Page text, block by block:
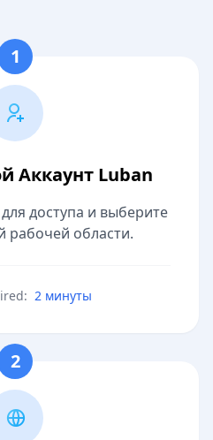
1
Аккаунт Luban
доступа и выберите
рабочей области.
2 минуты
2